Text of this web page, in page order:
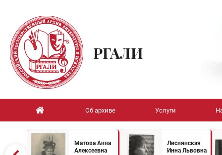
РГАЛИ
Об архиве Услуги
Матова Анна
Алексеевна
Лиснянская
Инна Львовна